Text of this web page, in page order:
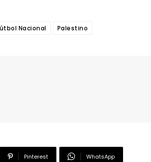
Nacional Palestino
Pinterest WhatsApp